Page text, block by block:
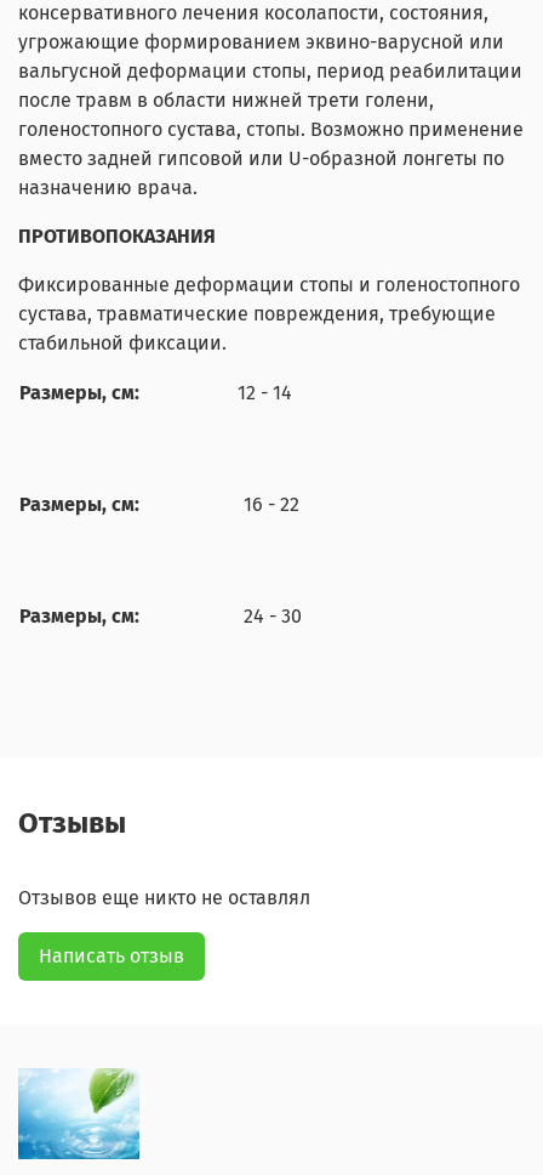
консервативного лечения косолапости, состояния,
угрожающие формированием эквино-варусной или
вальгусной деформации стопы, период реабилитации
после травм в области нижней трети голени,
голеностопного сустава, стопы. Возможно применение
вместо задней гипсовой или U-образной лонгеты по
назначению врача.
ПРОТИВОПОКАЗАНИЯ
Фиксированные деформации стопы и голеностопного
сустава, травматические повреждения, требующие
стабильной фиксации.
Размеры, см: 12 - 14
Размеры, см: 16 - 22
Размеры, см: 24 - 30
Отзывы
Отзывов еще никто не оставлял
Написать отзыв